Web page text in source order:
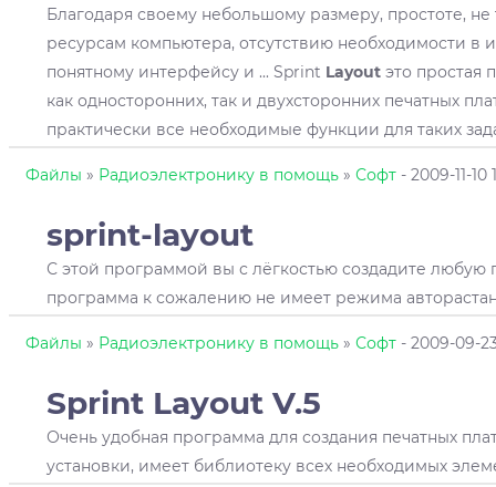
Благодаря своему небольшому размеру, простоте, не
ресурсам компьютера, отсутствию необходимости в
понятному интерфейсу и ... Sprint Layoutэто простая
как односторонних, так и двухсторонних печатных
практически все необходимые функции для таких
Файлы » Радиоэлектронику в помощь » Софт - 2009-11-10
sprint-layout
С этой программой вы с лёгкостью создадите любую
программа к сожалению не имеет режима
Файлы » Радиоэлектронику в помощь » Софт - 2009-09-
Sprint LayoutV.5
Очень удобная программа для создания печатных
установки, имеет библиотеку всех необходимых